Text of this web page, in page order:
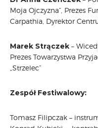
Moja Ojczyzna”, Prezes
Carpathia, Dyrektor
Marek Strączek –
Prezes Towarzystwa
„Strzelec”
Zespół Festiwalowy:
Tomasz Filipczak –